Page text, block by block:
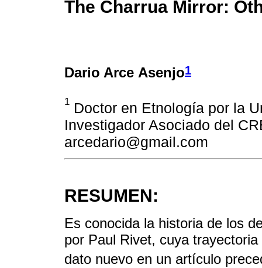
The Charrua Mirror:
Dario Arce Asenjo1
1 Doctor en Etnología por la
Investigador Asociado del
arcedario@gmail.com
RESUMEN:
Es conocida la historia de los
por Paul Rivet, cuya
dato nuevo en un artículo